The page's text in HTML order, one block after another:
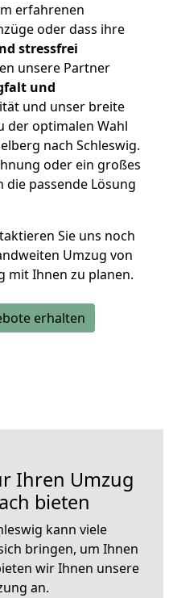
erfahrenen
oder dass ihre
stressfrei
unsere Partner
und
und unser breite
der optimalen Wahl
nach Schleswig.
oder ein großes
die passende Lösung
Sie uns noch
Umzug von
mit Ihnen zu planen.
erhalten
Ihren Umzug
bieten
kann viele
bringen, um Ihnen
wir Ihnen unsere
an.